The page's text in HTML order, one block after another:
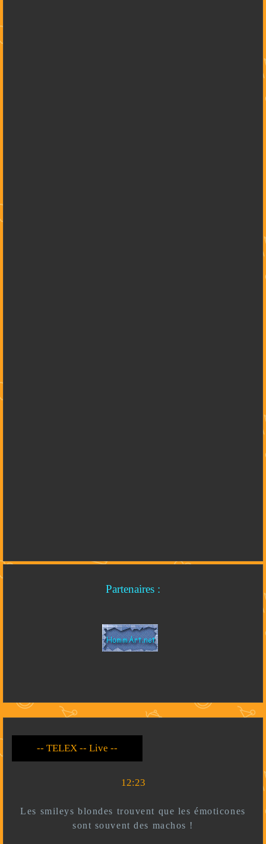
Partenaires :
-- Live --- TELEX --
-- *)^^(* --
12:23
Les smileys blondes trouvent que les émoticones
sont souvent des machos !